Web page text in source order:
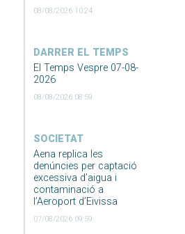
08/08/2026 10:24
DARRER EL TEMPS
El Temps Vespre 07-08-
2026
08/08/2026 08:59
SOCIETAT
Aena replica les
denúncies per captació
excessiva d’aigua i
contaminació a
l’Aeroport d’Eivissa
07/08/2026 09:59